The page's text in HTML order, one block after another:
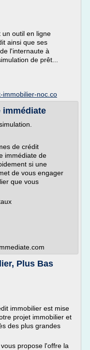
un outil en ligne
ainsi que ses
l'internaute à
de prêt...
immobilier-noc.co
de crédit
immédiate de
si une
de vous engager
que vous
Plus Bas
immobilier est mise
projet immobilier et
des plus grandes
propose l'offre la